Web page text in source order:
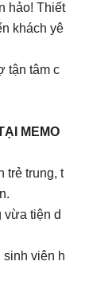
hảo! Thiết
khách yê
tận tâm c
MEMO
trẻ trung, t
vừa tiện d
sinh viên h